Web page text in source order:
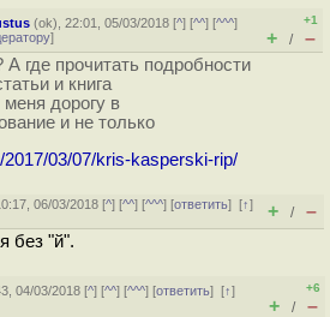
(ok), 22:01, 05/03/2018 [^] [^^] [^^^]
]
+1
+ / –
А где прочитать подробности
и книга
дорогу в
и не только
2017/03/07/kris-kasperski-rip/
06/03/2018 [^] [^^] [^^^] [ответить][↑]
+ / –
без "й".
04/03/2018 [^] [^^] [^^^] [ответить][↑]
+6
+ / –